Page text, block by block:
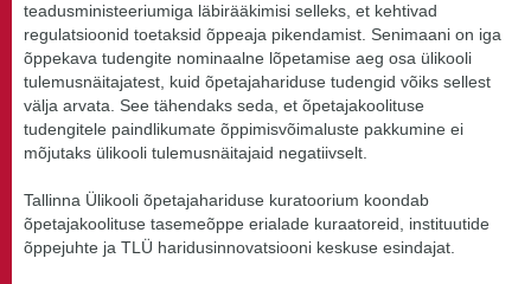
teadusministeeriumiga läbirääkimisi selleks, et kehtivad
regulatsioonid toetaksid õppeaja pikendamist. Senimaani on iga
õppekava tudengite nominaalne lõpetamise aeg osa ülikooli
tulemusnäitajatest, kuid õpetajahariduse tudengid võiks sellest
välja arvata. See tähendaks seda, et õpetajakoolituse
tudengitele paindlikumate õppimisvõimaluste pakkumine ei
mõjutaks ülikooli tulemusnäitajaid negatiivselt.
Tallinna Ülikooli õpetajahariduse kuratoorium koondab
õpetajakoolituse tasemeõppe erialade kuraatoreid, instituutide
õppejuhte ja TLÜ haridusinnovatsiooni keskuse esindajat.